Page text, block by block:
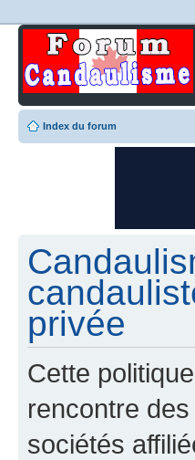
Index du forum
privée
Cette
rencontre
sociétés